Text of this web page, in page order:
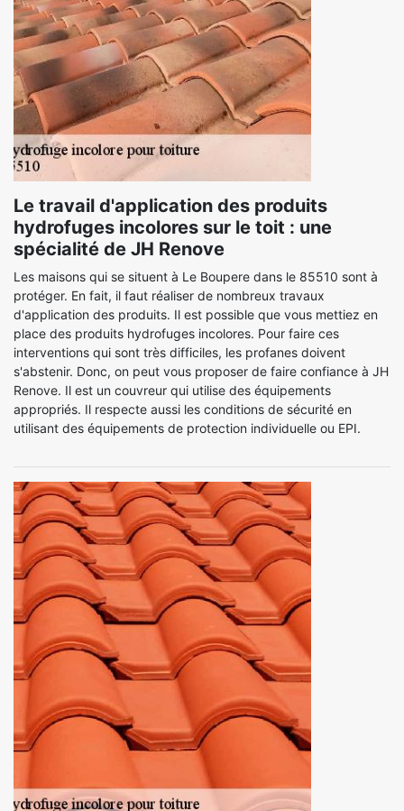
Le travail d'application des produits
hydrofuges incolores sur le toit : une
spécialité de JH Renove
Les maisons qui se situent à Le Boupere dans le 85510 sont à
protéger. En fait, il faut réaliser de nombreux travaux
d'application des produits. Il est possible que vous mettiez en
place des produits hydrofuges incolores. Pour faire ces
interventions qui sont très difficiles, les profanes doivent
s'abstenir. Donc, on peut vous proposer de faire confiance à JH
Renove. Il est un couvreur qui utilise des équipements
appropriés. Il respecte aussi les conditions de sécurité en
utilisant des équipements de protection individuelle ou EPI.